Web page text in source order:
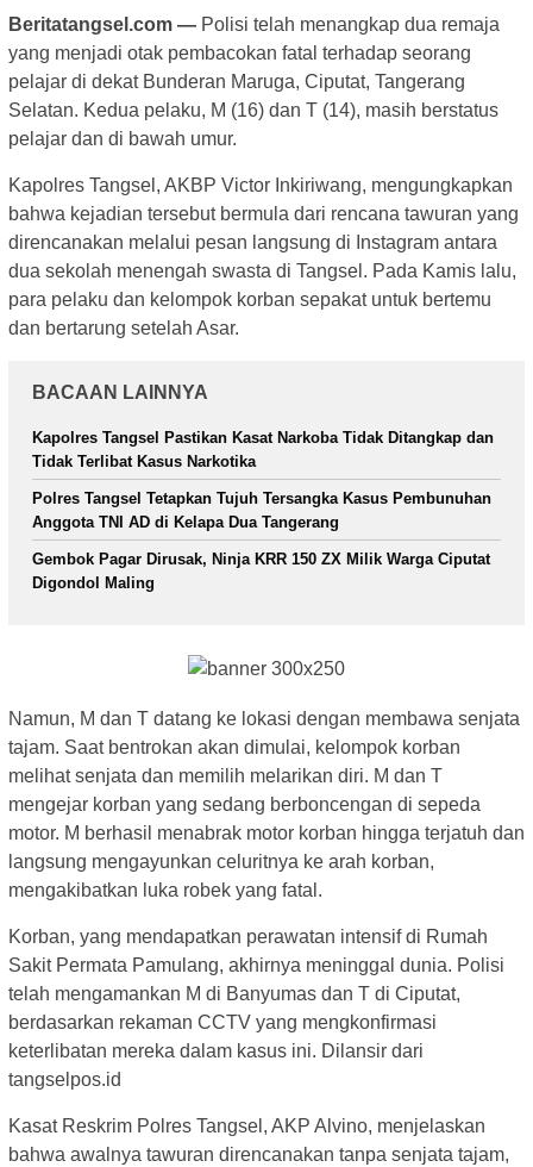
Beritatangsel.com — Polisi telah menangkap dua remaja
yang menjadi otak pembacokan fatal terhadap seorang
pelajar di dekat Bunderan Maruga, Ciputat, Tangerang
Selatan. Kedua pelaku, M (16) dan T (14), masih berstatus
pelajar dan di bawah umur.
Kapolres Tangsel, AKBP Victor Inkiriwang, mengungkapkan
bahwa kejadian tersebut bermula dari rencana tawuran yang
direncanakan melalui pesan langsung di Instagram antara
dua sekolah menengah swasta di Tangsel. Pada Kamis lalu,
para pelaku dan kelompok korban sepakat untuk bertemu
dan bertarung setelah Asar.
BACAAN LAINNYA
Kapolres Tangsel Pastikan Kasat Narkoba Tidak Ditangkap dan
Tidak Terlibat Kasus Narkotika
Polres Tangsel Tetapkan Tujuh Tersangka Kasus Pembunuhan
Anggota TNI AD di Kelapa Dua Tangerang
Gembok Pagar Dirusak, Ninja KRR 150 ZX Milik Warga Ciputat
Digondol Maling
Namun, M dan T datang ke lokasi dengan membawa senjata
tajam. Saat bentrokan akan dimulai, kelompok korban
melihat senjata dan memilih melarikan diri. M dan T
mengejar korban yang sedang berboncengan di sepeda
motor. M berhasil menabrak motor korban hingga terjatuh dan
langsung mengayunkan celuritnya ke arah korban,
mengakibatkan luka robek yang fatal.
Korban, yang mendapatkan perawatan intensif di Rumah
Sakit Permata Pamulang, akhirnya meninggal dunia. Polisi
telah mengamankan M di Banyumas dan T di Ciputat,
berdasarkan rekaman CCTV yang mengkonfirmasi
keterlibatan mereka dalam kasus ini. Dilansir dari
tangselpos.id
Kasat Reskrim Polres Tangsel, AKP Alvino, menjelaskan
bahwa awalnya tawuran direncanakan tanpa senjata tajam,